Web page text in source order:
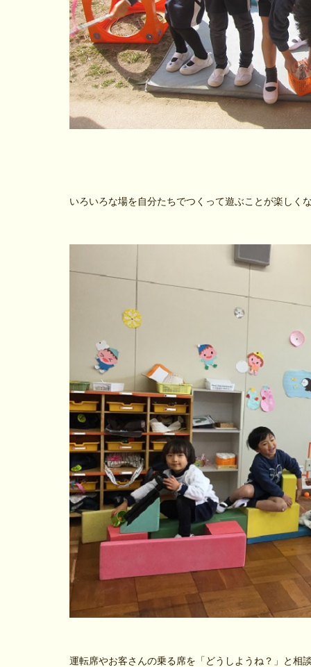
いろいろな場を自分たちでつくって遊ぶことが楽しく
運転席やお客さんの乗る席を「どうしようね？」と